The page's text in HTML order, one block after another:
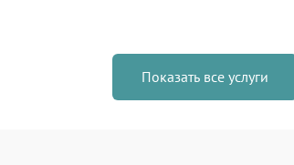
Показать все услуги